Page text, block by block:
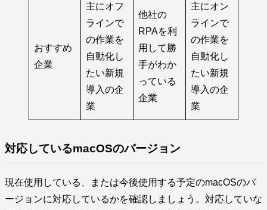
おすすめ
企業
主にオフ
ラインで
の作業を
自動化し
たい新規
導入の企
業
他社の
RPAを利
用して勝
手がわか
っている
企業
主にオン
ラインで
の作業を
自動化し
たい新規
導入の企
業
対応しているmacOSのバージョン
現在使用している、または今後使用する予定のmacOSのバ
ージョンに対応しているかを確認しましょう。対応していな